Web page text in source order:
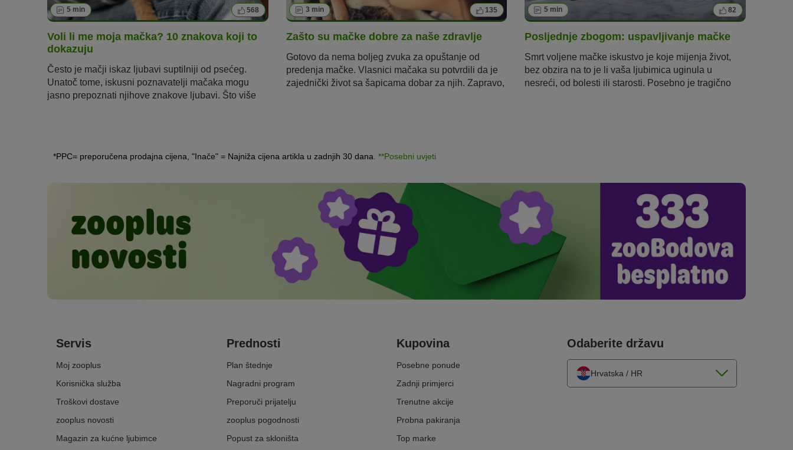
5 min 568
Voli li me moja mačka? 10 znakova koji to
dokazuju
Često je mačji iskaz ljubavi suptilniji od psećeg.
Unatoč tome, iskusni poznavatelji mačaka mogu
jasno prepoznati njihove znakove ljubavi. Što više
3 min 135
Zašto su mačke dobre za naše zdravlje
Gotovo da nema boljeg zvuka za opuštanje od
predenja mačke. Vlasnici mačaka su potvrdili da je
zajednički život sa šapicama dobar za njih. Zapravo,
5 min 82
Posljednje zbogom: uspavljivanje mačke
Smrt voljene mačke iskustvo je koje mijenja život,
bez obzira na to je li vaša ljubimica uginula u
nesreći, od bolesti ili starosti. Posebno je tragično
*PPC= preporučena prodajna cijena, "Inače" = Najniža cijena artikla u zadnjih 30 dana. **Posebni uvjeti
Servis
Moj zooplus
Korisnička služba
Troškovi dostave
zooplus novosti
Magazin za kućne ljubimce
Prednosti
Plan štednje
Nagradni program
Preporuči prijatelju
zooplus pogodnosti
Popust za skloništa
Kupovina
Posebne ponude
Zadnji primjerci
Trenutne akcije
Probna pakiranja
Top marke
Odaberite državu
Hrvatska / HR